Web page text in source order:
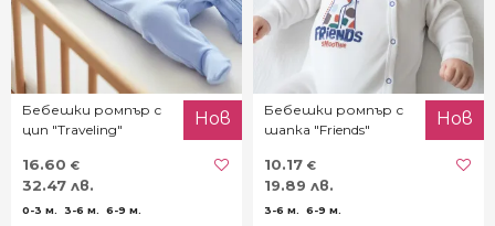
Бебешки ромпър с
цип "Traveling"
Нов
16.60 €
32.47 лв.
0-3 м. 3-6 м. 6-9 м.
Бебешки ромпър с
шапка "Friends"
Нов
10.17 €
19.89 лв.
3-6 м. 6-9 м.